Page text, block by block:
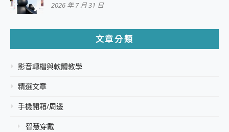
2026 年 7 月 31 日
文章分類
影音轉檔與軟體教學
精選文章
手機開箱/周邊
智慧穿戴